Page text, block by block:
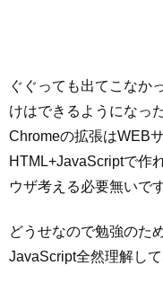
ぐぐっても出てこなか
けはできるようになっ
Chromeの拡張はWEB
HTML+JavaScriptで作
ウザ考える必要無いで
どうせなので勉強のた
JavaScript全然理解して